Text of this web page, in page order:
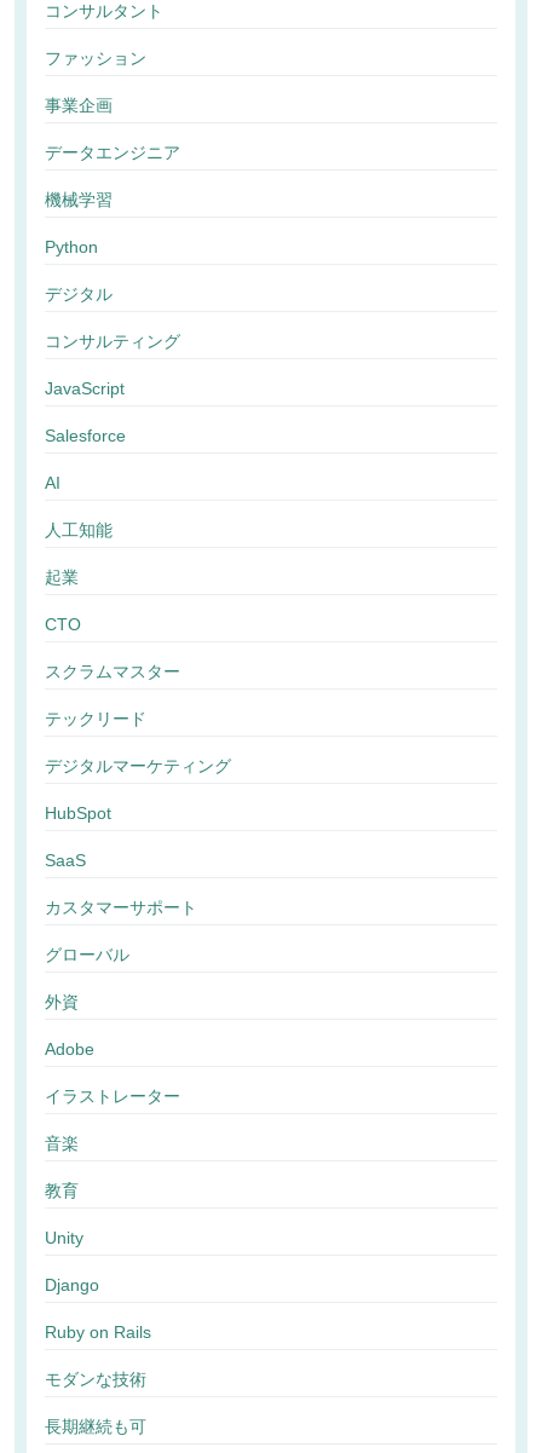
コンサルタント
ファッション
事業企画
データエンジニア
機械学習
Python
デジタル
コンサルティング
JavaScript
Salesforce
AI
人工知能
起業
CTO
スクラムマスター
テックリード
デジタルマーケティング
HubSpot
SaaS
カスタマーサポート
グローバル
外資
Adobe
イラストレーター
音楽
教育
Unity
Django
Ruby on Rails
モダンな技術
長期継続も可